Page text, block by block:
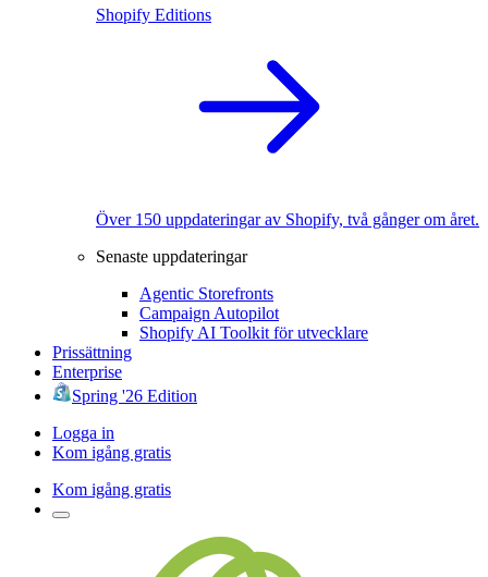
Shopify Editions
Över 150 uppdateringar av Shopify, två gånger om året.
Senaste uppdateringar
Agentic Storefronts
Campaign Autopilot
Shopify AI Toolkit för utvecklare
Prissättning
Enterprise
Spring '26 Edition
Logga in
Kom igång gratis
Kom igång gratis